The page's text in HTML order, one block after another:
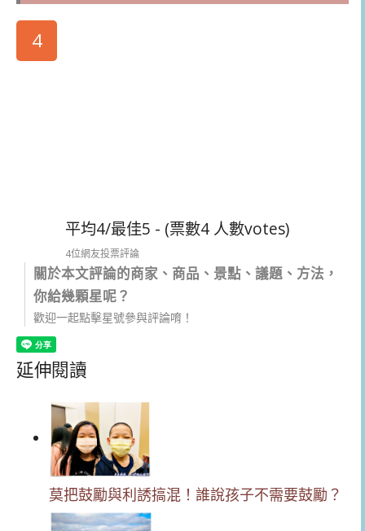
4
平均4/最佳5 - (票數4 人數votes)
4位網友投票評論
關於本文評論的商家、商品、景點、議題、方法，
你給幾顆星呢？
歡迎一起點擊星號參與評論唷！
延伸閱讀
莫把鼓勵與利誘搞混！誰說孩子不需要鼓勵？